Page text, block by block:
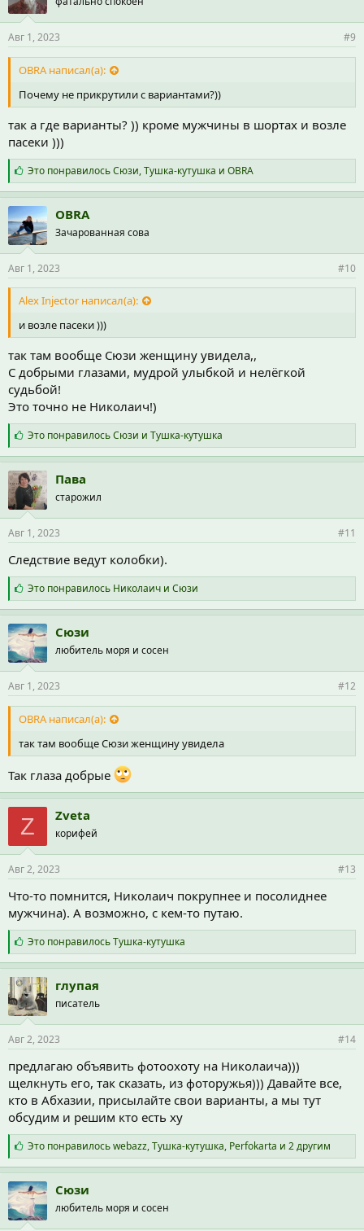
т
и
Авг 1, 2023 #9
OBRA написал(а):
Почему не прикрутили с вариантами?))
так а где варианты? )) кроме мужчины в шортах и возле
пасеки )))
С
и
м
п
а
т
и
Это понравилосьСюзи,Тушка-кутушка и OBRA
OBRA
Зачарованная сова
Авг 1, 2023 #10
Alex Injector написал(а):
и возле пасеки )))
так там вообще Сюзи женщину увидела,,
С добрыми глазами, мудрой улыбкой и нелёгкой
судьбой!
Это точно не Николаич!)
С
и
м
п
а
т
и
Это понравилосьСюзи и Тушка-кутушка
Пава
старожил
Авг 1, 2023 #11
Следствие ведут колобки).
С
и
м
п
а
т
и
Это понравилось Николаичи Сюзи
Сюзи
любитель моря и сосен
Авг 1, 2023 #12
OBRA написал(а):
так там вообще Сюзи женщину увидела
Так глаза добрые
Z Zveta
корифей
Авг 2, 2023 #13
Что-то помнится, Николаич покрупнее и посолиднее
мужчина). А возможно, с кем-то путаю.
С
и
м
п
а
т
и
:
Это понравилосьТушка-кутушка
глупая
писатель
Авг 2, 2023 #14
предлагаю объявить фотоохоту на Николаича)))
щелкнуть его, так сказать, из фоторужья))) Давайте все,
кто в Абхазии, присылайте свои варианты, а мы тут
обсудим и решим кто есть ху
С
и
м
п
а
т
и
Это понравилосьwebazz,Тушка-кутушка, Perfokarta и 2 другим
Сюзи
любитель моря и сосен